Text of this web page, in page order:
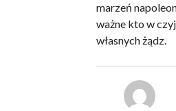
marzeń
ważne kto w
własnych żądz.